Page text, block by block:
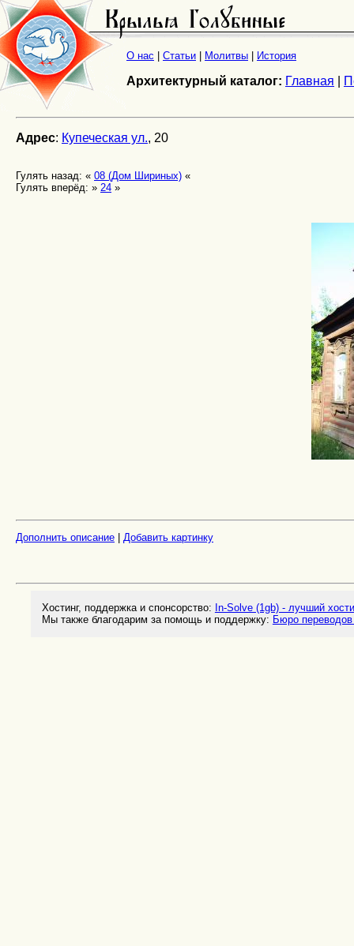
О нас Статьи Молитвы История
Архитектурный каталог: Главная
Адрес: Купеческая ул., 20
Гулять назад: « 08 (Дом Шириных) «
Гулять вперёд: » 24 »
Дополнить описание Добавить картинку
Хостинг, поддержка и спонсорство: In-Solve (1gb) - лучший
Мы также благодарим за помощь и поддержку: Бюро переводов